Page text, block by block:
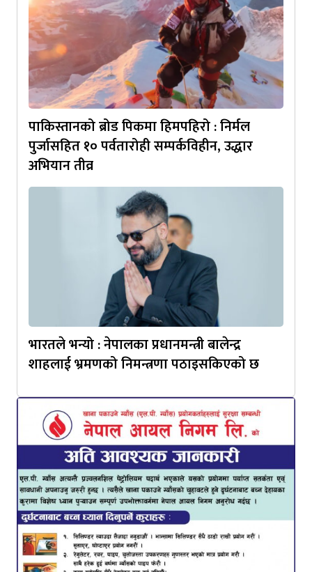
पाकिस्तानको ब्रोड पिकमा हिमपहिरो : निर्मल
पुर्जासहित १० पर्वतारोही सम्पर्कविहीन, उद्धार
अभियान तीव्र
भारतले भन्यो : नेपालका प्रधानमन्त्री बालेन्द्र
शाहलाई भ्रमणको निमन्त्रणा पठाइसकिएको छ